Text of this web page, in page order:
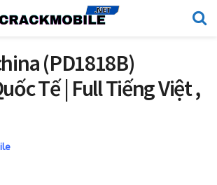
(PD1818B)
Tế | Full Tiếng Việt ,